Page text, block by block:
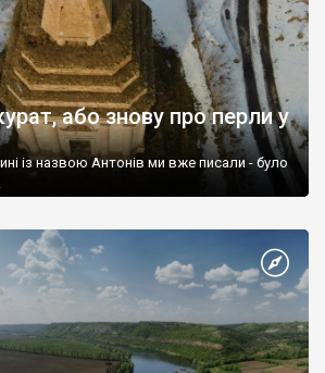
або знову про перли у
із назвою Антонів ми вже писали - було